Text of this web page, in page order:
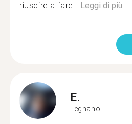
riuscire a fare...Leggi di più
E.
Legnano